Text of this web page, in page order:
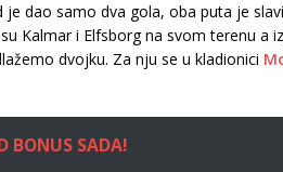
dao samo dva gola, oba puta je
Kalmar i Elfsborg na svom terenu a
dvojku. Za nju se u kladionici
BONUS SADA!